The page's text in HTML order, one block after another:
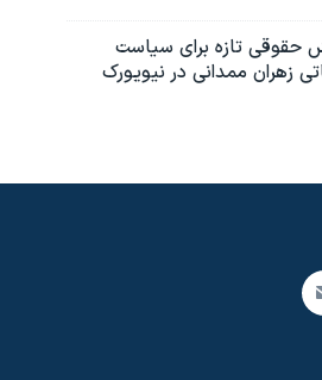
حقوقی تازه برای سیاست
زهران ممدانی در نیویورک